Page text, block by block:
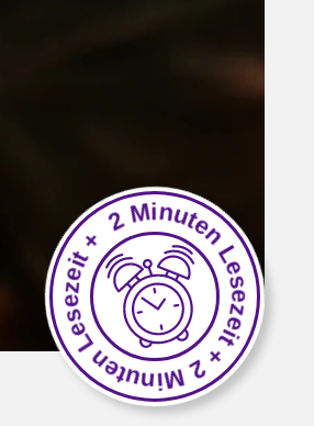
2 Minuten Lesezeit + 2 Minuten Lesezeit +